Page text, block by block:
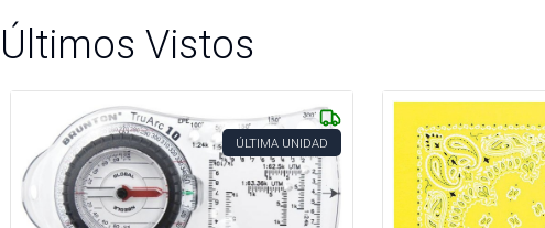
Últimos Vistos
ÚLTIMA UNIDAD